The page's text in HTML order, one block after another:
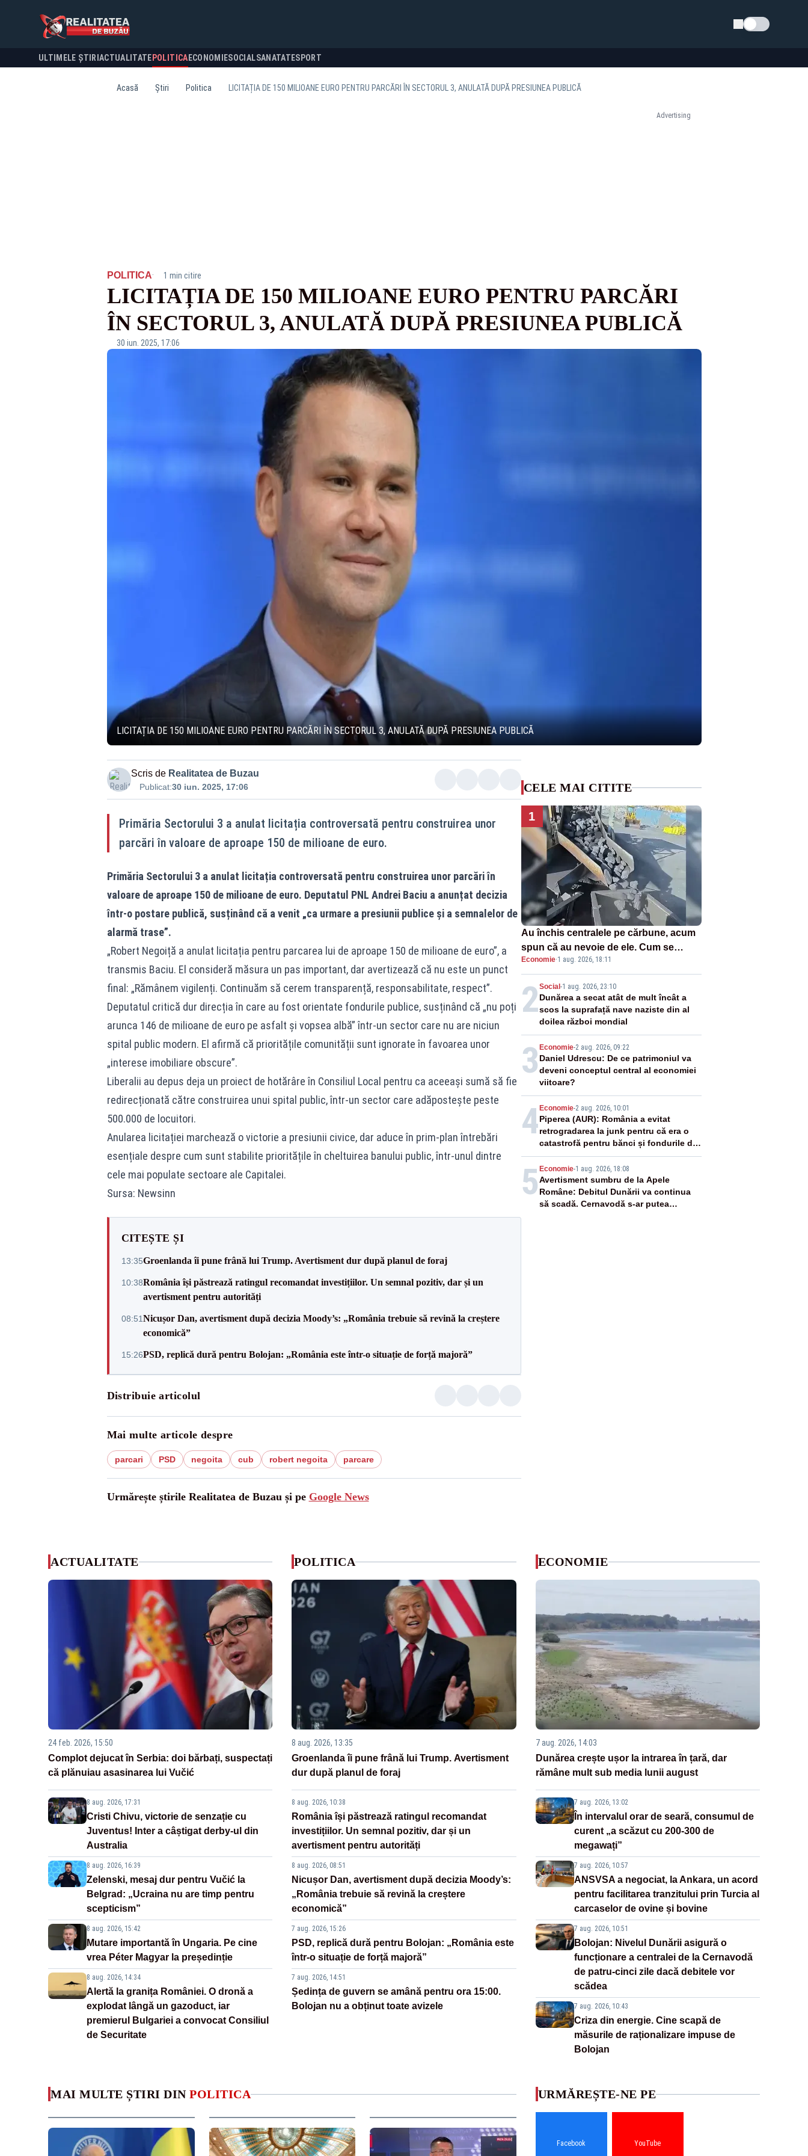
Schimba tema
ULTIMELE ȘTIRI ACTUALITATE POLITICA ECONOMIESOCIALSANATATESPORT
Acasă Știri Politica LICITAȚIA DE 150 MILIOANE EURO PENTRU PARCĂRI ÎN SECTORUL 3, ANULATĂ DUPĂ PRESIUNEA PUBLICĂ
Advertising
POLITICA· 1 min citire
LICITAȚIA DE 150 MILIOANE EURO PENTRU PARCĂRI
ÎN SECTORUL 3, ANULATĂ DUPĂ PRESIUNEA PUBLICĂ
30 iun. 2025, 17:06
LICITAȚIA DE 150 MILIOANE EURO PENTRU PARCĂRI ÎN SECTORUL 3, ANULATĂ DUPĂ PRESIUNEA PUBLICĂ
Scris de Realitatea de Buzau
Publicat:30 iun. 2025, 17:06
Primăria Sectorului 3 a anulat licitația controversată pentru construirea unor
parcări în valoare de aproape 150 de milioane de euro.
Primăria Sectorului 3 a anulat licitația controversată pentru construirea unor parcări în
valoare de aproape 150 de milioane de euro. Deputatul PNL Andrei Baciu a anunțat decizia
într-o postare publică, susținând că a venit „ca urmare a presiunii publice și a semnalelor de
alarmă trase”.
„Robert Negoiță a anulat licitația pentru parcarea lui de aproape 150 de milioane de euro”, a
transmis Baciu. El consideră măsura un pas important, dar avertizează că nu este un punct
final: „Rămânem vigilenți. Continuăm să cerem transparență, responsabilitate, respect”.
Deputatul critică dur direcția în care au fost orientate fondurile publice, susținând că „nu poți
arunca 146 de milioane de euro pe asfalt și vopsea albă” într-un sector care nu are niciun
spital public modern. El afirmă că prioritățile comunității sunt ignorate în favoarea unor
„interese imobiliare obscure”.
Liberalii au depus deja un proiect de hotărâre în Consiliul Local pentru ca aceeași sumă să fie
redirecționată către construirea unui spital public, într-un sector care adăpostește peste
500.000 de locuitori.
Anularea licitației marchează o victorie a presiunii civice, dar aduce în prim-plan întrebări
esențiale despre cum sunt stabilite prioritățile în cheltuirea banului public, într-unul dintre
cele mai populate sectoare ale Capitalei.
Sursa: Newsinn
CITEȘTE ȘI
13:35Groenlanda îi pune frână lui Trump. Avertisment dur după planul de foraj
10:38România își păstrează ratingul recomandat investițiilor. Un semnal pozitiv, dar și un
avertisment pentru autorități
08:51Nicușor Dan, avertisment după decizia Moody’s: „România trebuie să revină la creștere
economică”
15:26PSD, replică dură pentru Bolojan: „România este într-o situație de forță majoră”
Distribuie articolul
Mai multe articole despre
parcari PSD negoita cub robert negoita parcare
Urmărește știrile Realitatea de Buzau și pe Google News
CELE MAI CITITE
1
Au închis centralele pe cărbune, acum
spun că au nevoie de ele. Cum se
pasează vina în plină criză energetică
Economie·1 aug. 2026, 18:11
2Social -1 aug. 2026, 23:10
Dunărea a secat atât de mult încât a
scos la suprafață nave naziste din al
doilea război mondial
3 Economie-2 aug. 2026, 09:22
Daniel Udrescu: De ce patrimoniul va
deveni conceptul central al economiei
viitoare?
4 Economie-2 aug. 2026, 10:01
Piperea (AUR): România a evitat
retrogradarea la junk pentru că era o
catastrofă pentru bănci și fondurile de
pensii
5 Economie-1 aug. 2026, 18:08
Avertisment sumbru de la Apele
Române: Debitul Dunării va continua
să scadă. Cernavodă s-ar putea
ACTUALITATE
24 feb. 2026, 15:50
Complot dejucat în Serbia: doi bărbați, suspectați
că plănuiau asasinarea lui Vučić
8 aug. 2026, 17:31
Cristi Chivu, victorie de senzație cu
Juventus! Inter a câștigat derby-ul din
Australia
8 aug. 2026, 16:39
Zelenski, mesaj dur pentru Vučić la
Belgrad: „Ucraina nu are timp pentru
scepticism”
8 aug. 2026, 15:42
Mutare importantă în Ungaria. Pe cine
vrea Péter Magyar la președinție
8 aug. 2026, 14:34
Alertă la granița României. O dronă a
explodat lângă un gazoduct, iar
premierul Bulgariei a convocat Consiliul
de Securitate
POLITICA
8 aug. 2026, 13:35
Groenlanda îi pune frână lui Trump. Avertisment
dur după planul de foraj
8 aug. 2026, 10:38
România își păstrează ratingul recomandat
investițiilor. Un semnal pozitiv, dar și un
avertisment pentru autorități
8 aug. 2026, 08:51
Nicușor Dan, avertisment după decizia Moody’s:
„România trebuie să revină la creștere
economică”
7 aug. 2026, 15:26
PSD, replică dură pentru Bolojan: „România este
într-o situație de forță majoră”
7 aug. 2026, 14:51
Ședința de guvern se amână pentru ora 15:00.
Bolojan nu a obținut toate avizele
ECONOMIE
7 aug. 2026, 14:03
Dunărea crește ușor la intrarea în țară, dar
rămâne mult sub media lunii august
7 aug. 2026, 13:02
În intervalul orar de seară, consumul de
curent „a scăzut cu 200-300 de
megawați”
7 aug. 2026, 10:57
ANSVSA a negociat, la Ankara, un acord
pentru facilitarea tranzitului prin Turcia al
carcaselor de ovine și bovine
7 aug. 2026, 10:51
Bolojan: Nivelul Dunării asigură o
funcționare a centralei de la Cernavodă
de patru-cinci zile dacă debitele vor
scădea
7 aug. 2026, 10:43
Criza din energie. Cine scapă de
măsurile de raționalizare impuse de
Bolojan
MAI MULTE ȘTIRI DIN POLITICA URMĂREȘTE-NE PE
Facebook YouTube